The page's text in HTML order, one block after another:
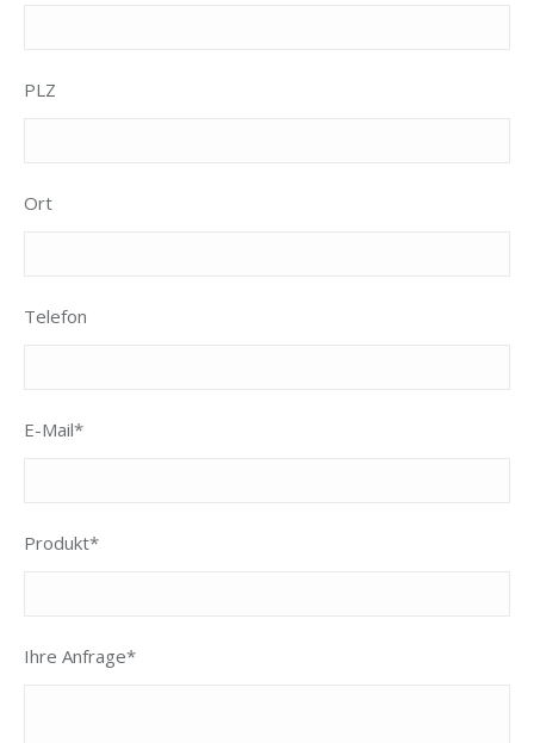
PLZ
Ort
Telefon
E-Mail*
Produkt*
Ihre Anfrage*